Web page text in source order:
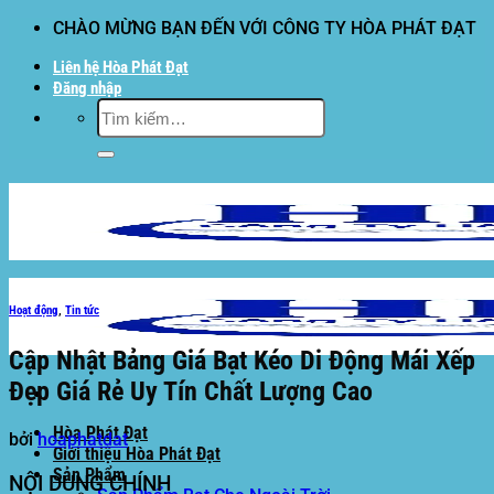
dung
CHÀO MỪNG BẠN ĐẾN VỚI CÔNG TY HÒA PHÁT ĐẠT
Liên hệ Hòa Phát Đạt
Đăng nhập
Tìm
kiếm:
Hòa Phát Đạt
Giới thiệu Hòa Phát Đạt
Sản Phẩm
Hoạt động, Tin tức
Cập Nhật Bảng Giá Bạt Kéo Di Động Mái Xếp
Đẹp Giá Rẻ Uy Tín Chất Lượng Cao
bởihoaphatdat
NỘI DUNG CHÍNH